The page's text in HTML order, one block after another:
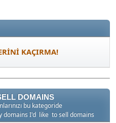
KAÇIRMA!
DOMAINS
bu kategoride
I'd like to sell domains